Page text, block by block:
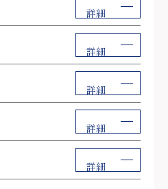
詳細
詳細
詳細
詳細
詳細